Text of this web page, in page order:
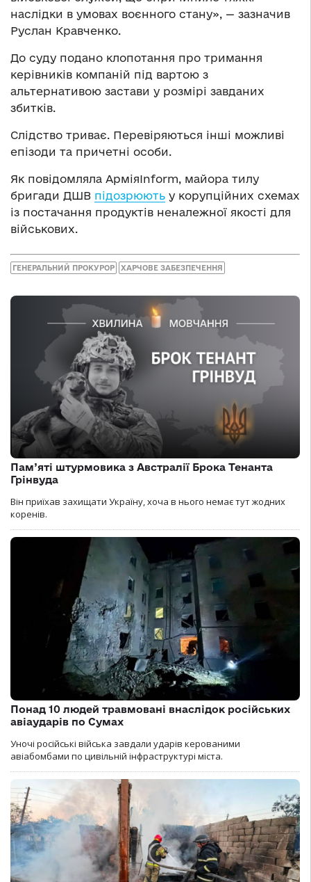
наслідки в умовах воєнного стану», — зазначив
Руслан Кравченко.
До суду подано клопотання про тримання
керівників компаній під вартою з
альтернативою застави у розмірі завданих
збитків.
Слідство триває. Перевіряються інші можливі
епізоди та причетні особи.
Як повідомляла АрміяInform, майора тилу
бригади ДШВ підозрюють у корупційних схемах
із постачання продуктів неналежної якості для
військових.
ГЕНЕРАЛЬНИЙ ПРОКУРОР ХАРЧОВЕ ЗАБЕЗПЕЧЕННЯ
Пам’яті штурмовика з Австралії Брока Тенанта
Грінвуда
Він приїхав захищати Україну, хоча в нього немає тут жодних
коренів.
Понад 10 людей травмовані внаслідок російських
авіаударів по Сумах
Уночі російські війська завдали ударів керованими
авіабомбами по цивільній інфраструктурі міста.